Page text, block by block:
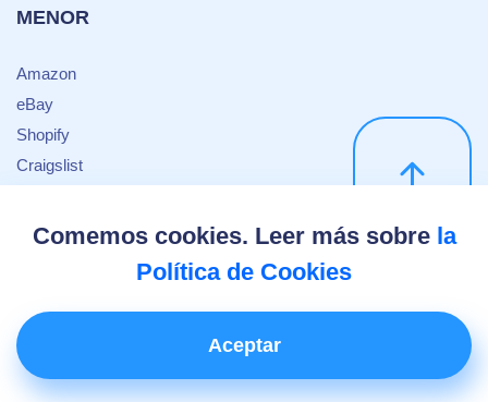
MENOR
Amazon
eBay
Shopify
Craigslist
Sneaker
© 2025 DEXODATA. Support & general requests —
support@dexodata.com
Comemos cookies. Leer más sobre la
Política de Cookies
Aceptar